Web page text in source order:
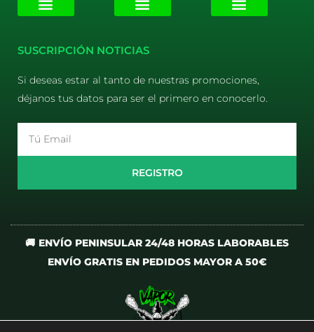
SUSCRIPCIÓN NOTICIAS
Si deseas estar al tanto de nuestras promociones,
déjanos tus datos para ser el primero en conocerlo.
REGISTRO
🚚 ENVÍO PENINSULAR 24/48 HORAS LABORABLES
ENVÍO GRATIS EN PEDIDOS MAYOR A 50€